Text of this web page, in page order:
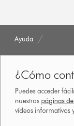
Ayuda
¿Cómo
Puedes acceder
nuestras páginas
vídeos informativos